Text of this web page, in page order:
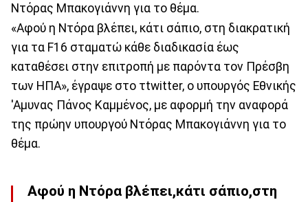
Ντόρας Μπακογιάννη για το θέμα.
«Αφού η Ντόρα βλέπει, κάτι σάπιο, στη διακρατική
για τα F16 σταματώ κάθε διαδικασία έως
καταθέσει στην επιτροπή με παρόντα τον Πρέσβη
των ΗΠΑ», έγραψε στο τtwitter, ο υπουργός Εθνικής
'Αμυνας Πάνος Καμμένος, με αφορμή την αναφορά
της πρώην υπουργού Ντόρας Μπακογιάννη για το
θέμα.
Αφού η Ντόρα βλέπει,κάτι σάπιο,στη